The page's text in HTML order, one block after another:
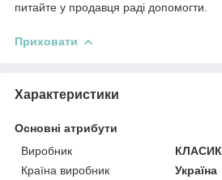
питайте у продавця раді допомогти.
Приховати
Характеристики
Основні атрибути
Виробник
КЛАСИК
Країна виробник
Україна